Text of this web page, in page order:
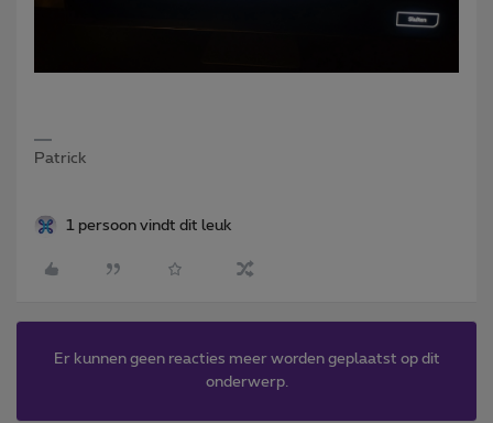
Patrick
1 persoon vindt dit leuk
Er kunnen geen reacties meer worden geplaatst op dit
onderwerp.